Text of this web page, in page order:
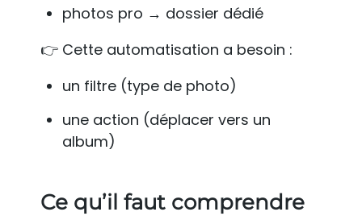
photos pro → dossier dédié
👉 Cette automatisation a besoin :
un filtre (type de photo)
une action (déplacer vers un
album)
Ce qu’il faut comprendre